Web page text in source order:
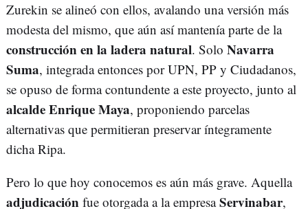
Zurekin se alineó con ellos, avalando una versión más
modesta del mismo, que aún así mantenía parte de la
construcción en la ladera natural. Solo Navarra
Suma, integrada entonces por UPN, PP y Ciudadanos,
se opuso de forma contundente a este proyecto, junto al
alcalde Enrique Maya, proponiendo parcelas
alternativas que permitieran preservar íntegramente
dicha Ripa.
Pero lo que hoy conocemos es aún más grave. Aquella
adjudicación fue otorgada a la empresaServinabar,